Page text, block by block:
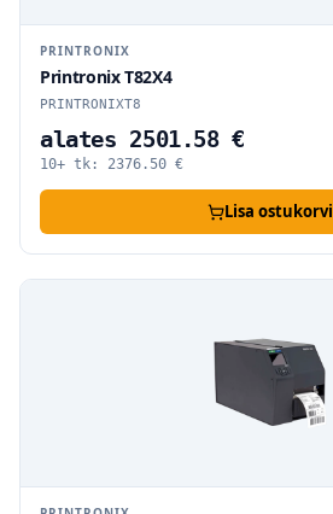
PRINTRONIX
Printronix T82X4
PRINTRONIXT8
alates 2501.58 €
10+ tk: 2376.50 €
Lisa ostukorvi